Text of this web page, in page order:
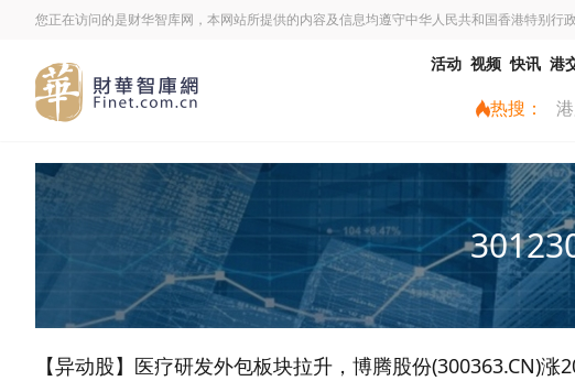
您正在访问的是财华智库网，本网站所提供的内容及信息均遵守中华人民共和国香港特别行政
活动 视频 快讯 港
热搜：
【异动股】医疗研发外包板块拉升，博腾股份(300363.CN)涨